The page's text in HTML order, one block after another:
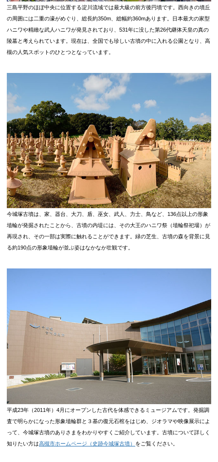
三島平野のほぼ中央に位置する淀川流域では最大級の前方後円墳です。西向きの墳丘
の周囲には二重の濠がめぐり、総長約350m、総幅約360mあります。日本最大の家型
ハニワや精緻な武人ハニワが発見されており、531年に没した第26代継体天皇の真の
陵墓と考えられています。現在は、全国でも珍しい古墳の中に入れる公園となり、高
槻の人気スポットのひとつとなっています。
今城塚古墳は、家、器台、大刀、盾、巫女、武人、力士、鳥など、136点以上の形象
埴輪が発掘されたことから、古墳の内堤には、その大王のハニワ祭（埴輪祭祀場）が
再現され、その一部は実際に触れることができます。緑の芝生、古墳の森を背景に見
る約190点の形象埴輪が並ぶ姿はなかなか壮観です。
平成23年（2011年）4月にオープンした古代を体感できるミュージアムです。発掘調
査で明らかになった形象埴輪群と３基の復元石棺をはじめ、ジオラマや映像展示によ
って、今城塚古墳のありさまをわかりやすくご紹介しています。 古墳について詳しく
知りたい方は高槻市ホームページ（史跡今城塚古墳） をご覧ください。